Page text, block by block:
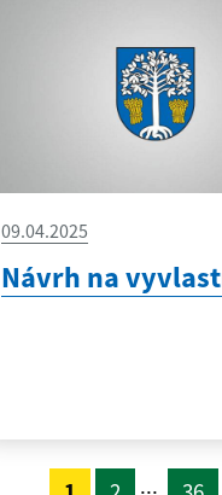
09.04.2025
Návrh na
...